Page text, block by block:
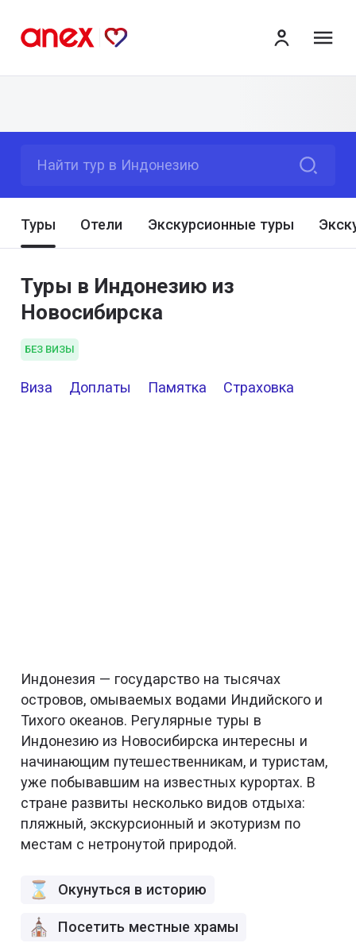
Найти тур в Индонезию
Туры Отели Экскурсионные туры
Туры в Индонезию из
Новосибирска
БЕЗ ВИЗЫ
Виза Доплаты Памятка Страховка
Индонезия — государство на тысячах
островов, омываемых водами Индийского и
Тихого океанов. Регулярные туры в
Индонезию из Новосибирска интересны и
начинающим путешественникам, и туристам,
уже побывавшим на известных курортах. В
стране развиты несколько видов отдыха:
пляжный, экскурсионный и экотуризм по
местам с нетронутой природой.
Окунуться в историю
Посетить местные храмы